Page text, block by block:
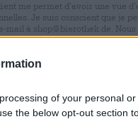
of your personal or
the below opt-out section
me permet d’avoir une vue
Je suis conscient que je
mail à shop@bierothek.de.
traitement effectué sur la base